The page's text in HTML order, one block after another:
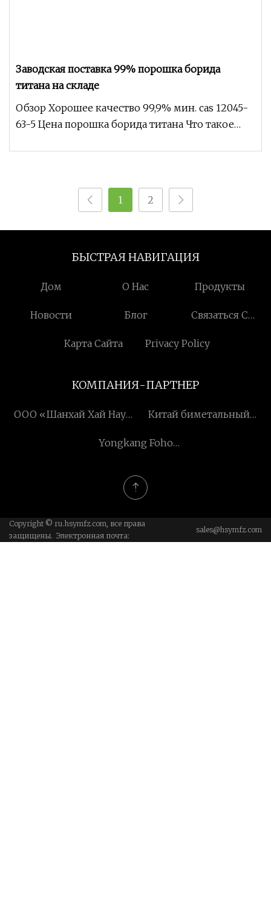
Заводская поставка 99% порошка борида
титана на складе
Обзор Хорошее качество 99,9% мин. cas 12045-
63-5 Цена порошка борида титана Что такое
1 2
БЫСТРАЯ НАВИГАЦИЯ
Дом О Нас Продукты
Новости Блог
Связаться С
Карта Сайта
Privacy Policy
КОМПАНИЯ-ПАРТНЕР
ООО «Шанхай Хай Наут
Китай биметальный
Yongkang Foho
Copyright © ru.hsymfz.com, все права
защищены. Электронная почта:
sales@hsymfz.com